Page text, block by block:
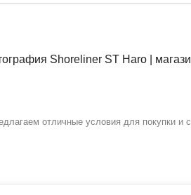
отличные условия для покупки